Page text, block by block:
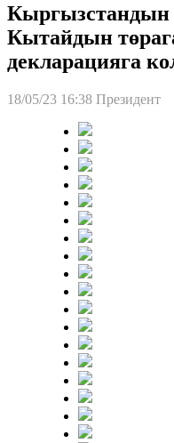
Кыргызстандын
Кытайдын
декларацияга
18/05/23 16:38 Президент